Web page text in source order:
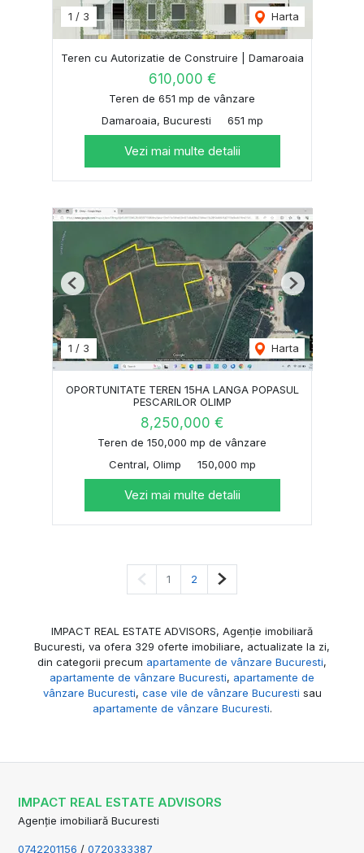
1 / 3 Harta
Teren cu Autorizatie de Construire | Damaroaia
610,000 €
Teren de 651 mp de vânzare
Damaroaia, Bucuresti
651 mp
Vezi mai multe detalii
1 / 3 Harta
Previous Next
OPORTUNITATE TEREN 15HA LANGA POPASUL
PESCARILOR OLIMP
8,250,000 €
Teren de 150,000 mp de vânzare
Central, Olimp
150,000 mp
Vezi mai multe detalii
Pagina anterioară
1 2 Pagina următoare
IMPACT REAL ESTATE ADVISORS, Agenție imobiliară
Bucuresti, va ofera 329 oferte imobiliare, actualizate la zi,
din categorii precum apartamente de vânzare Bucuresti,
apartamente de vânzare Bucuresti, apartamente de
vânzare Bucuresti, case vile de vânzare Bucuresti sau
apartamente de vânzare Bucuresti.
IMPACT REAL ESTATE ADVISORS
Agenție imobiliară Bucuresti
0742201156 / 0720333387